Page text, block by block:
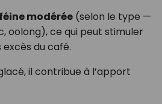
modérée(selon le type —
oolong), ce qui peut stimuler
excès du café.
il contribue à l’apport